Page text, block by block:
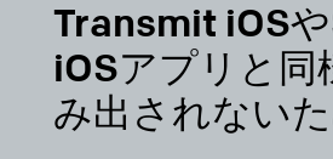
Transmit iOS
iOSアプリと同
み出されない